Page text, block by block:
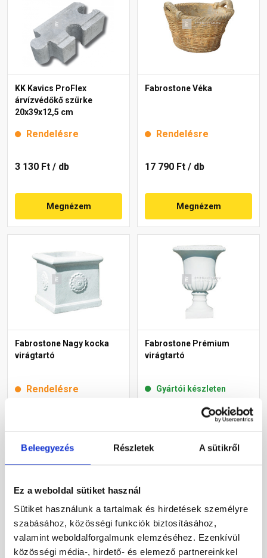
Beleegyezés Részletek A sütikről
Ez a weboldal sütiket használ
Sütiket használunk a tartalmak és hirdetések személyre
szabásához, közösségi funkciók biztosításához,
valamint weboldalforgalmunk elemzéséhez. Ezenkívül
közösségi média-, hirdető- és elemező partnereinkkel
KK Kavics ProFlex
árvízvédőkő szürke
20x39x12,5 cm
Rendelésre
3 130 Ft / db
Megnézem
Fabrostone Véka
Rendelésre
17 790 Ft / db
Megnézem
Fabrostone Nagy kocka
virágtartó
Rendelésre
Fabrostone Prémium
virágtartó
Gyártói készleten